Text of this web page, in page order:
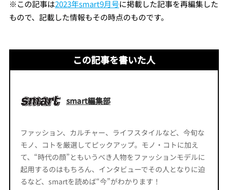
※この記事は2023年smart9月号に掲載した記事を再編集した
もので、記載した情報もその時点のものです。
この記事を書いた人
smart編集部
ファッション、カルチャー、ライフスタイルなど、今旬な
モノ、コトを厳選してピックアップ。モノ・コトに加え
て、“時代の顔”ともいうべき人物をファッションモデルに
起用するのはもちろん、インタビューでその人となりに迫
るなど、smartを読めば“今”がわかります！